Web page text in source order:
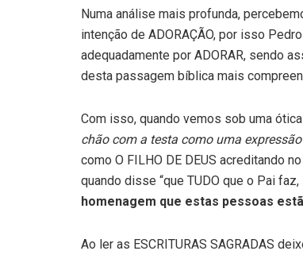
Numa análise mais profunda,
intenção de ADORAÇÃO, por isso
adequadamente por ADORAR, sendo
desta passagem bíblica mais
Com isso, quando vemos sob uma
chão com a testa como uma
como O FILHO DE DEUS acreditando
quando disse “que TUDO que o Pai faz,
homenagem que estas pessoas
Ao ler as ESCRITURAS SAGRADAS